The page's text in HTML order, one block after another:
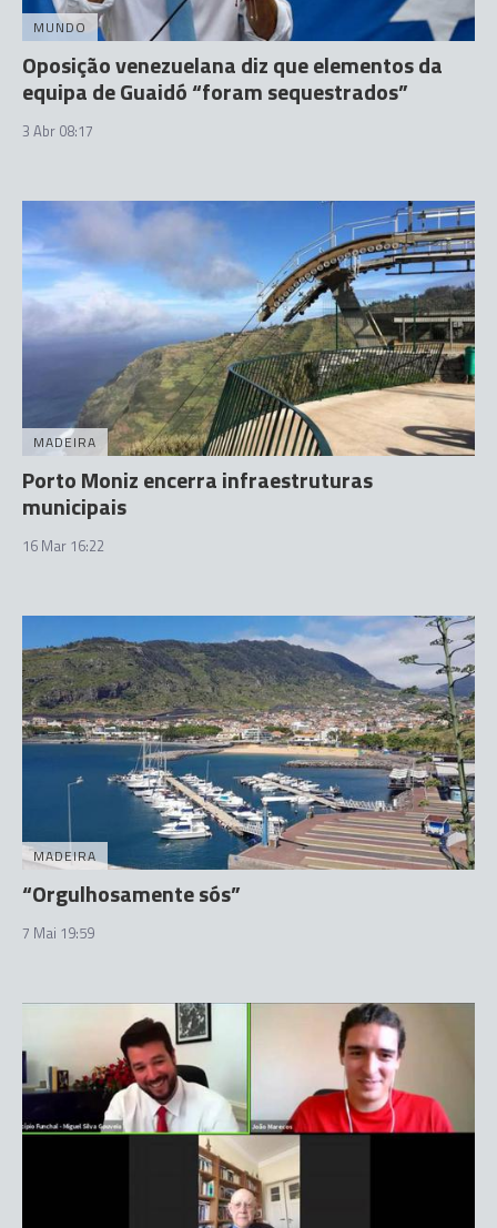
MUNDO
Oposição venezuelana diz que elementos da
equipa de Guaidó “foram sequestrados”
3 Abr 08:17
MADEIRA
Porto Moniz encerra infraestruturas
municipais
16 Mar 16:22
MADEIRA
“Orgulhosamente sós”
7 Mai 19:59